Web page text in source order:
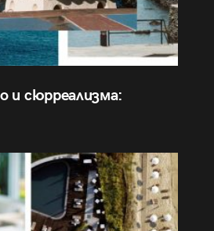
и сюрреализма: